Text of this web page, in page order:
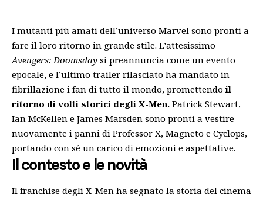
I mutanti più amati dell’universo Marvel sono pronti a
fare il loro ritorno in grande stile. L’attesissimo
Avengers: Doomsday si preannuncia come un evento
epocale, e l’ultimo trailer rilasciato ha mandato in
fibrillazione i fan di tutto il mondo, promettendoil
ritorno di volti storici degli X-Men. Patrick Stewart,
Ian McKellen e James Marsden sono pronti a vestire
nuovamente i panni di Professor X, Magneto e Cyclops,
portando con sé un carico di emozioni e aspettative.
Il contesto e le novità
Il franchise degli X-Men ha segnato la storia del cinema